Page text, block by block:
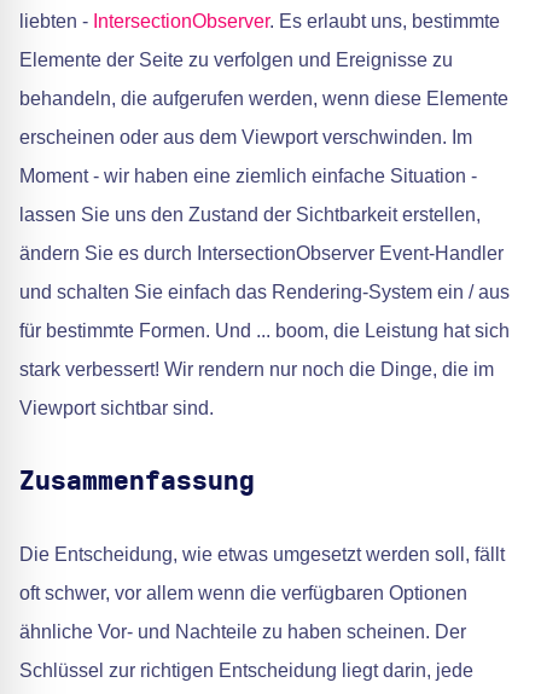
liebten - IntersectionObserver. Es erlaubt uns, bestimmte
Elemente der Seite zu verfolgen und Ereignisse zu
behandeln, die aufgerufen werden, wenn diese Elemente
erscheinen oder aus dem Viewport verschwinden. Im
Moment - wir haben eine ziemlich einfache Situation -
lassen Sie uns den Zustand der Sichtbarkeit erstellen,
ändern Sie es durch IntersectionObserver Event-Handler
und schalten Sie einfach das Rendering-System ein / aus
für bestimmte Formen. Und ... boom, die Leistung hat sich
stark verbessert! Wir rendern nur noch die Dinge, die im
Viewport sichtbar sind.
Zusammenfassung
Die Entscheidung, wie etwas umgesetzt werden soll, fällt
oft schwer, vor allem wenn die verfügbaren Optionen
ähnliche Vor- und Nachteile zu haben scheinen. Der
Schlüssel zur richtigen Entscheidung liegt darin, jede